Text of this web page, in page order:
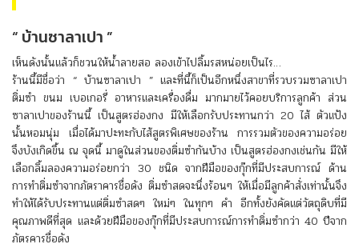
“ บ้านซาลาเปา ”
เห็นดังนั้นแล้วก็ชวนให้น้ำลายสอ ลองเข้าไปลิ้มรสหน่อยเป็นไร…
ร้านนี้มีชื่อว่า “ บ้านซาลาเปา ” และที่นี้ก็เป็นอีกหนึ่งสาขาที่รวบรวมซาลาเปา
ติ่มซำ ขนม เบอเกอรี่ อาหารและเครื่องดื่ม มากมายไว้คอยบริการลูกค้า ส่วน
ซาลาเปาของร้านนี้ เป็นสูตรฮ่องกง มีให้เลือกรับประทานกว่า 20 ไส้ ตัวแป้ง
นั้นหอมนุ่ม เมื่อได้มาปะทะกับไส้สูตรพิเศษของร้าน การรวมตัวของความอร่อย
จึงบังเกิดขึ้น ณ จุดนี้ มาดูในส่วนของติ่มซำกันบ้าง เป็นสูตรฮ่องกงเช่นกัน มีให้
เลือกลิ้มลองความอร่อยกว่า 30 ชนิด จากฝีมือของกุ๊กที่มีประสบการณ์ ด้าน
การทำติ่มซำจากภัตราคารชื่อดัง ติ่มซำสดจะนึ่งร้อนๆ ให้เมื่อมีลูกค้าสั่งเท่านั้นจึง
ทำให้ได้รับประทานแต่ติ่มซำสดๆ ใหม่ๆ ในทุกๆ คำ อีกทั้งยังคัดแต่วัตถุดิบที่มี
คุณภาพดีที่สุด และด้วยฝีมือของกุ๊กที่มีประสบการณ์การทำติ่มซำกว่า 40 ปีจาก
ภัตรคารชื่อดัง